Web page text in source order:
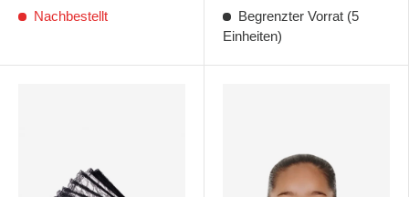
Nachbestellt
Begrenzter Vorrat (5
Einheiten)